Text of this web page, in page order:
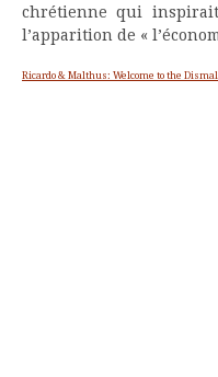
chrétienne qui
l’apparition de «
Ricardo & Malthus: Welcome to the Dismal